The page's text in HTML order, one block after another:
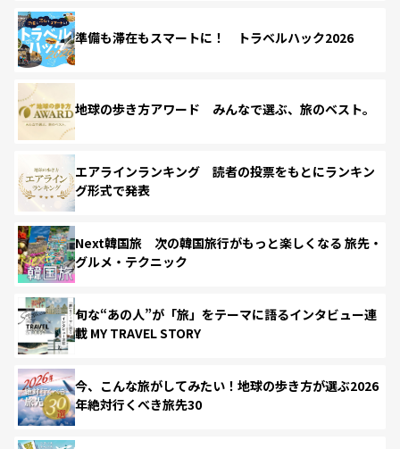
準備も滞在もスマートに！ トラベルハック2026
地球の歩き方アワード みんなで選ぶ、旅のベスト。
エアラインランキング 読者の投票をもとにランキン
グ形式で発表
Next韓国旅 次の韓国旅行がもっと楽しくなる 旅先・
グルメ・テクニック
旬な“あの人”が「旅」をテーマに語るインタビュー連
載 MY TRAVEL STORY
今、こんな旅がしてみたい！地球の歩き方が選ぶ2026
年絶対行くべき旅先30